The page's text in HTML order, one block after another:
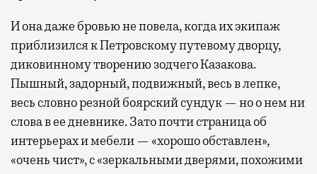
И она даже бровью не повела, когда их экипаж
приблизился к Петровскому путевому дворцу,
диковинному творению зодчего Казакова.
Пышный, задорный, подвижный, весь в лепке,
весь словно резной боярский сундук — но о нем ни
слова в ее дневнике. Зато почти страница об
интерьерах и мебели — «хорошо обставлен»,
«очень чист», с «зеркальными дверями, похожими